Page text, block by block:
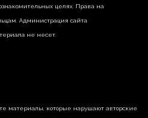
целях. Права на
Администрация сайта
не несет.
материалы, которые нарушают авторские